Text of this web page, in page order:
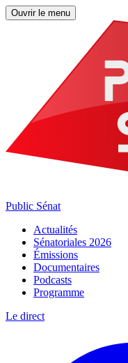
Ouvrir le menu
Public Sénat
Actualités
Sénatoriales 2026
Émissions
Documentaires
Podcasts
Programme
Le direct